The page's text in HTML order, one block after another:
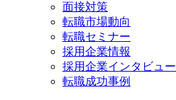
面接対策
転職市場動向
転職セミナー
採用企業情報
採用企業インタビュー
転職成功事例